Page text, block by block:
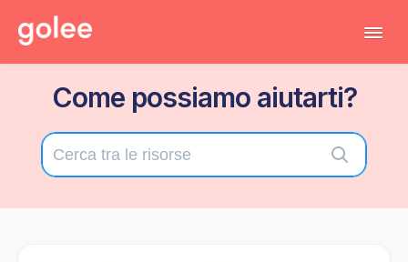
Torna al gestionale
Come possiamo aiutarti?